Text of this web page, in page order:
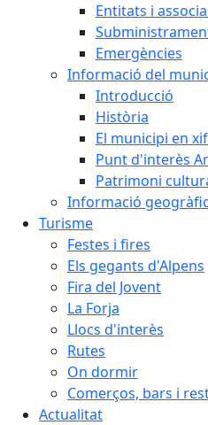
Entitats i
Emergències
Informació del
Introducció
Història
El municipi en
Punt d'interès
Patrimoni
Informació
Turisme
Festes i fires
Els gegants d'Alpens
Fira del Jovent
La Forja
Llocs d'interès
Rutes
On dormir
Comerços, bars i
Actualitat